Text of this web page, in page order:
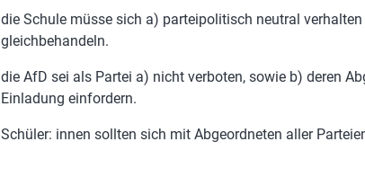
die Schule müsse sich a) parteipolitisch neutral
gleichbehandeln.
die AfD sei als Partei a) nicht verboten, sowie b) deren
Einladung einfordern.
Schüler: innen sollten sich mit Abgeordneten aller